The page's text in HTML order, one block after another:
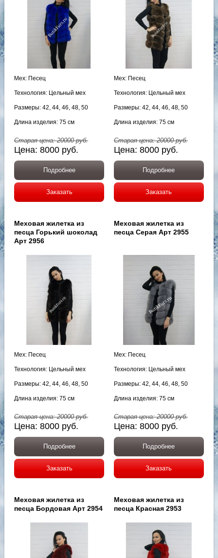
Мех: Песец
Технология: Цельный мех
Размеры: 42, 44, 46, 48, 50
Длина изделия: 75 см
Старая цена:20000руб.
Цена:8000 руб.
Подробнее
Заказать
Мех: Песец
Технология: Цельный мех
Размеры: 42, 44, 46, 48, 50
Длина изделия: 75 см
Старая цена:20000руб.
Цена: 8000 руб.
Подробнее
Заказать
Меховая жилетка из
песца Горький шоколад
Арт 2956
Мех: Песец
Технология: Цельный мех
Размеры: 42, 44, 46, 48, 50
Длина изделия: 75 см
Старая цена:20000руб.
Цена:8000 руб.
Подробнее
Заказать
Меховая жилетка из
песца Серая Арт 2955
Мех: Песец
Технология: Цельный мех
Размеры: 42, 44, 46, 48, 50
Длина изделия: 75 см
Старая цена:20000руб.
Цена: 8000 руб.
Подробнее
Заказать
Меховая жилетка из
песца Бордовая Арт 2954
Меховая жилетка из
песца Красная 2953